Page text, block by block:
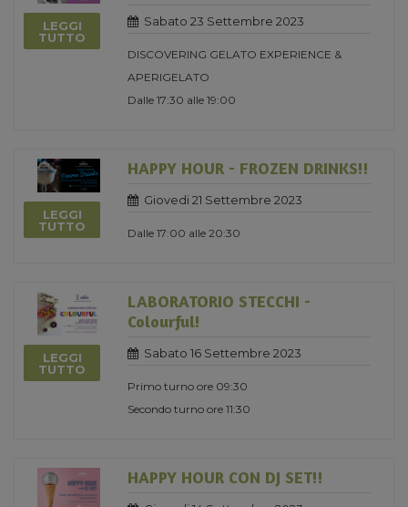
LEGGI
TUTTO
Sabato 23 Settembre 2023
DISCOVERING GELATO EXPERIENCE &
APERIGELATO
Dalle 17:30 alle 19:00
LEGGI
TUTTO
HAPPY HOUR - FROZEN DRINKS!!
Giovedi 21 Settembre 2023
Dalle 17:00 alle 20:30
LEGGI
TUTTO
LABORATORIO STECCHI -
Colourful!
Sabato 16 Settembre 2023
Primo turno ore 09:30
Secondo turno ore 11:30
HAPPY HOUR CON DJ SET!!